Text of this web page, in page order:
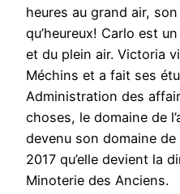
heures au grand air,
qu’heureux! Carlo est
et du plein air. Victoria
Méchins et a fait ses
Administration des
choses, le domaine de
devenu son domaine
2017 qu’elle devient la
Minoterie des Anciens.